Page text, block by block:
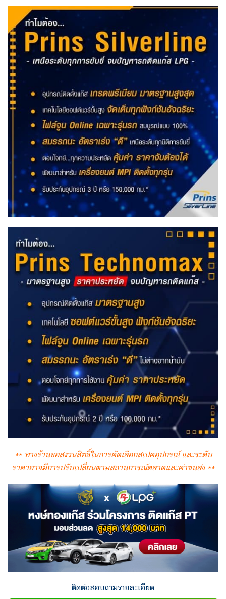
** ทางร้านขอสงวนสิทธิ์ในการคัดเลือกสเปคอุปกรณ์และระดับ
ราคาอาจมีการปรับเปลี่ยนตามสถานการณ์ตลาดและค่าขนส่ง **
ติดต่อสอบถามรายละเอียด